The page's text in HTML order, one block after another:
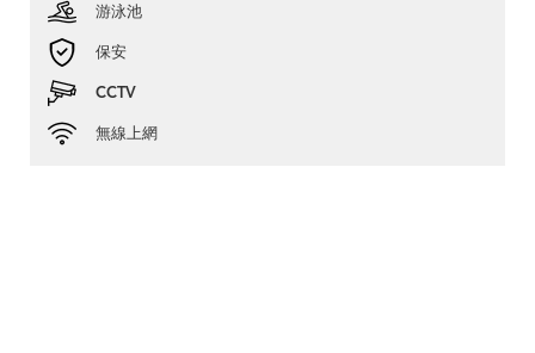
游泳池
保安
CCTV
無線上網